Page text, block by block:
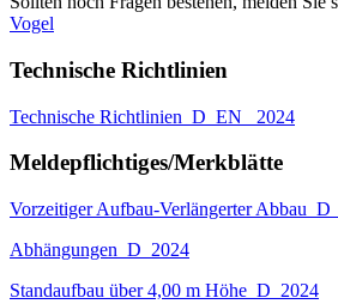
Vogel
Technische Richtlinien
Technische Richtlinien_D_EN_ 2024
Meldepflichtiges/Merkblätte
Vorzeitiger Aufbau-Verlängerter
Abhängungen_D_2024
Standaufbau über 4,00 m Höhe_D_2024